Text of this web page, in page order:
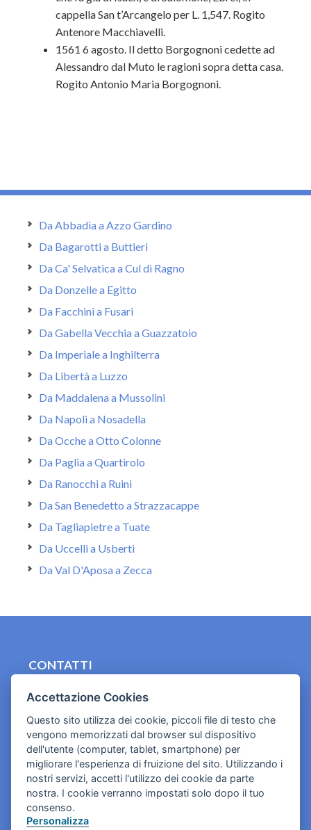
cappella San t’Arcangelo per L. 1,547. Rogito
Antenore Macchiavelli.
1561 6 agosto. Il detto Borgognoni cedette ad
Alessandro dal Muto le ragioni sopra detta casa.
Rogito Antonio Maria Borgognoni.
Da Abbadia a Azzo Gardino
Da Bagarotti a Buttieri
Da Ca' Selvatica a Cul di Ragno
Da Donzelle a Egitto
Da Facchini a Fusari
Da Gabella Vecchia a Guazzatoio
Da Imperiale a Inghilterra
Da Libertà a Luzzo
Da Maddalena a Mussolini
Da Napoli a Nosadella
Da Ocche a Otto Colonne
Da Paglia a Quartirolo
Da Ranocchi a Ruini
Da San Benedetto a Strazzacappe
Da Tagliapietre a Tuate
Da Uccelli a Usberti
Da Val D'Aposa a Zecca
CONTATTI
Cookies e informativa privacy
Accettazione Cookies
Questo sito utilizza dei cookie, piccoli file di testo che
vengono memorizzati dal browser sul dispositivo
dell'utente (computer, tablet, smartphone) per
migliorare l'esperienza di fruizione del sito. Utilizzando i
nostri servizi, accetti l'utilizzo dei cookie da parte
nostra. I cookie verranno impostati solo dopo il tuo
consenso.
Personalizza